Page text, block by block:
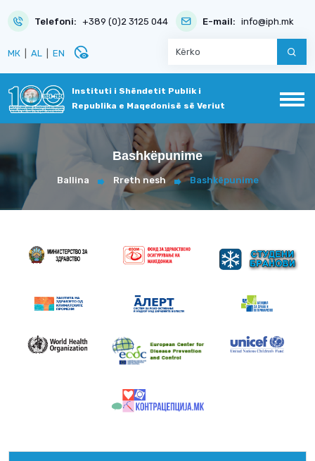
Telefoni: +389 (0)2 3125 044 E-mail: info@iph.mk
МК AL EN disabled_visible
Instituti i Shëndetit Publik i
Republika e Maqedonisë së Veriut
Bashkëpunime
Ballina Rreth nesh Bashkëpunime